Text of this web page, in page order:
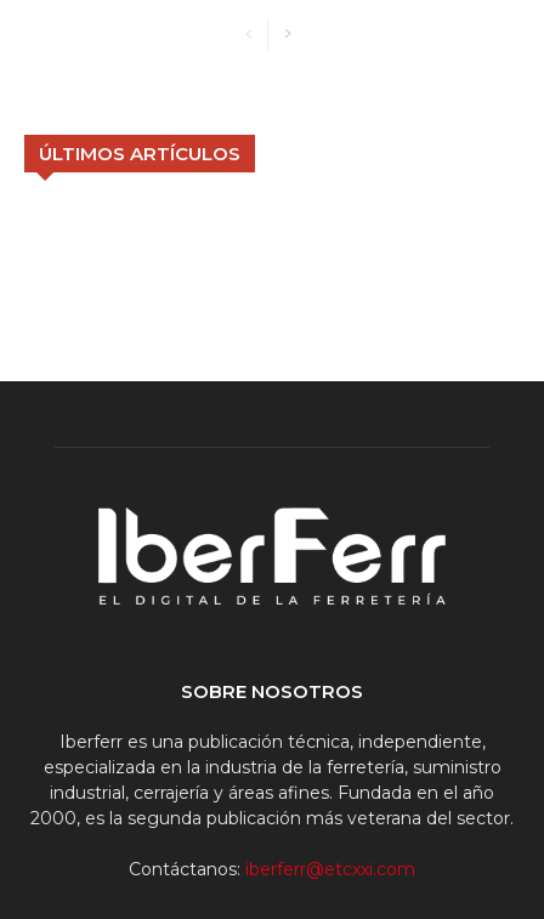
ÚLTIMOS ARTÍCULOS
SOBRE NOSOTROS
Iberferr es una publicación técnica, independiente,
especializada en la industria de la ferretería, suministro
industrial, cerrajería y áreas afines. Fundada en el año
2000, es la segunda publicación más veterana del sector.
Contáctanos: iberferr@etcxxi.com